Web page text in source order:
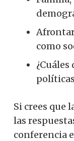
como
Si crees que
las
conferencia